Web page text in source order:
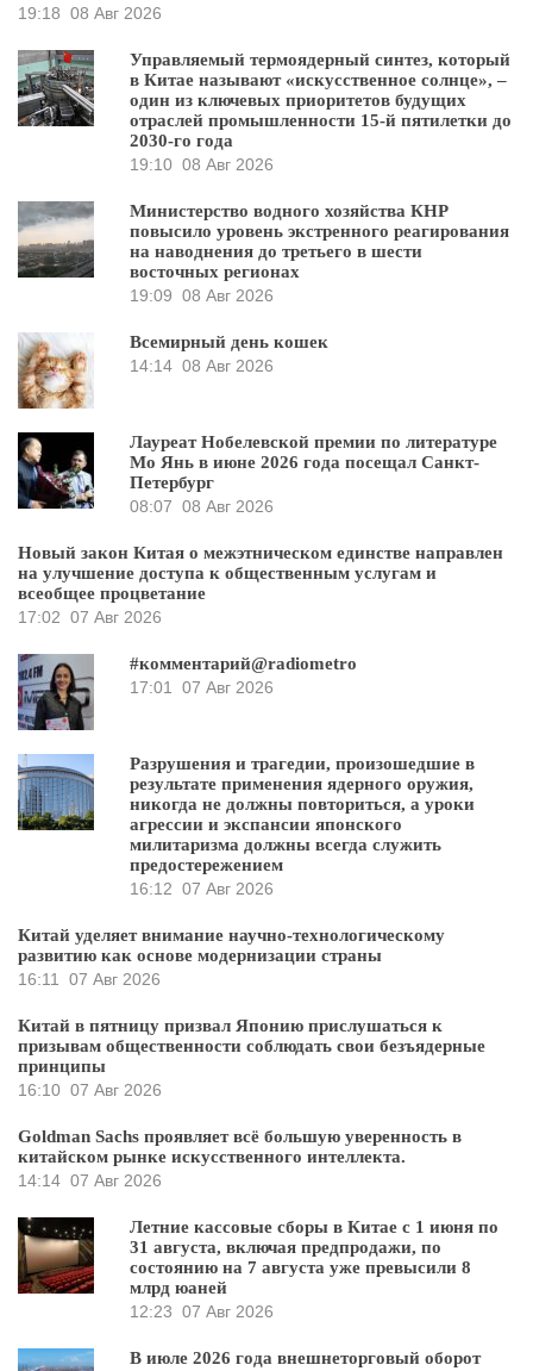
19:18 08 Авг 2026
Управляемый термоядерный синтез, который
в Китае называют «искусственное солнце», –
один из ключевых приоритетов будущих
отраслей промышленности 15-й пятилетки до
2030-го года
19:10 08 Авг 2026
Министерство водного хозяйства КНР
повысило уровень экстренного реагирования
на наводнения до третьего в шести
восточных регионах
19:09 08 Авг 2026
Всемирный день кошек
14:14 08 Авг 2026
Лауреат Нобелевской премии по литературе
Мо Янь в июне 2026 года посещал Санкт-
Петербург
08:07 08 Авг 2026
Новый закон Китая о межэтническом единстве направлен
на улучшение доступа к общественным услугам и
всеобщее процветание
17:02 07 Авг 2026
#комментарий@radiometro
17:01
07 Авг 2026
Разрушения и трагедии, произошедшие в
результате применения ядерного оружия,
никогда не должны повториться, а уроки
агрессии и экспансии японского
милитаризма должны всегда служить
предостережением
16:12 07 Авг 2026
Китай уделяет внимание научно-технологическому
развитию как основе модернизации страны
16:11
07 Авг 2026
Китай в пятницу призвал Японию прислушаться к
призывам общественности соблюдать свои безъядерные
принципы
16:10 07 Авг 2026
Goldman Sachs проявляет всё большую уверенность в
китайском рынке искусственного интеллекта.
14:14 07 Авг 2026
Летние кассовые сборы в Китае с 1 июня по
31 августа, включая предпродажи, по
состоянию на 7 августа уже превысили 8
млрд юаней
12:23 07 Авг 2026
В июле 2026 года внешнеторговый оборот